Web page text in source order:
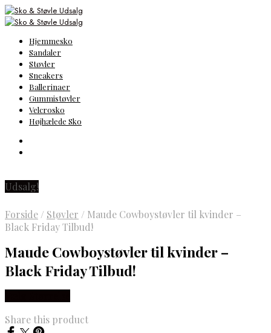
Hjemmesko
Sandaler
Støvler
Sneakers
Ballerinaer
Gummistøvler
Velcrosko
Højhælede Sko
Udsalg!
Forside / Støvler / Maude Cowboystøvler til kvinder –
Black Friday Tilbud!
Maude Cowboystøvler til kvinder –
Black Friday Tilbud!
Share this product